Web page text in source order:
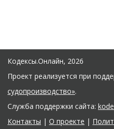
Кодексы.Онлайн, 2026
Проект реализуется при
судопроизводство».
Служба поддержки сайта:
Контакты | О проекте |